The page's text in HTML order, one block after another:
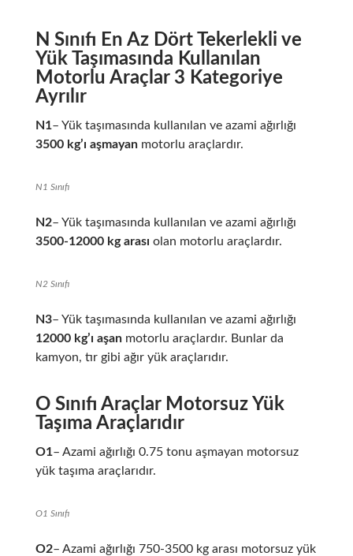
N Sınıfı En Az Dört Tekerlekli ve
Yük Taşımasında Kullanılan
Motorlu Araçlar 3 Kategoriye
Ayrılır
N1– Yük taşımasında kullanılan ve azami ağırlığı
3500 kg’ı aşmayanmotorlu araçlardır.
N1 Sınıfı
N2– Yük taşımasında kullanılan ve azami ağırlığı
3500-12000 kg arası olan motorlu araçlardır.
N2 Sınıfı
N3– Yük taşımasında kullanılan ve azami ağırlığı
12000 kg’ı aşanmotorlu araçlardır. Bunlar da
kamyon, tır gibi ağır yük araçlarıdır.
O Sınıfı Araçlar Motorsuz Yük
Taşıma Araçlarıdır
O1– Azami ağırlığı 0.75 tonu aşmayan motorsuz
yük taşıma araçlarıdır.
O1 Sınıfı
O2– Azami ağırlığı 750-3500 kg arası motorsuz yük